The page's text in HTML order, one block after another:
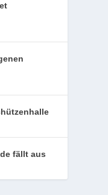
fällt aus